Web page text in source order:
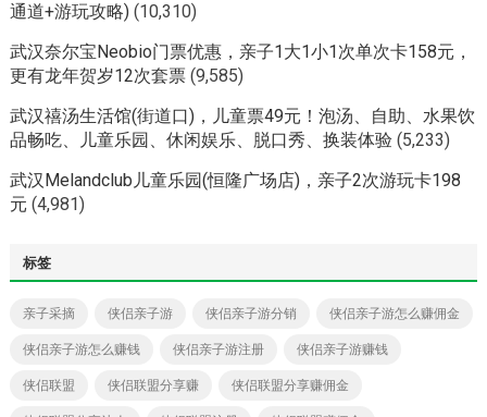
通道+游玩攻略) (10,310)
武汉奈尔宝Neobio门票优惠，亲子1大1小1次单次卡158元，
更有龙年贺岁12次套票 (9,585)
武汉禧汤生活馆(街道口)，儿童票49元！泡汤、自助、水果饮
品畅吃、儿童乐园、休闲娱乐、脱口秀、换装体验 (5,233)
武汉Melandclub儿童乐园(恒隆广场店)，亲子2次游玩卡198
元 (4,981)
标签
亲子采摘 侠侣亲子游 侠侣亲子游分销 侠侣亲子游怎么赚佣金
侠侣亲子游怎么赚钱 侠侣亲子游注册 侠侣亲子游赚钱
侠侣联盟 侠侣联盟分享赚 侠侣联盟分享赚佣金